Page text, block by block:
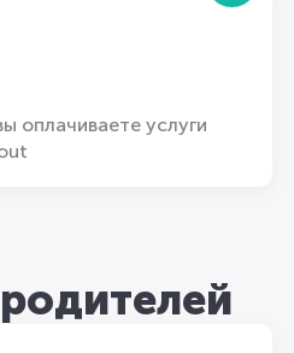
оплачиваете услуги